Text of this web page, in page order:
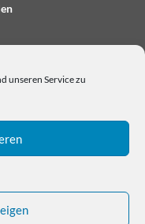
unseren Service zu